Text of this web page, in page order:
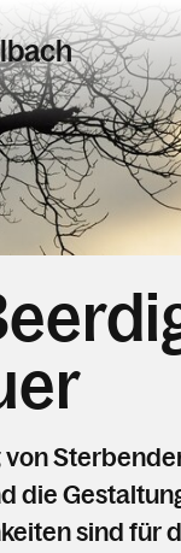
& Trauer
die
sind für